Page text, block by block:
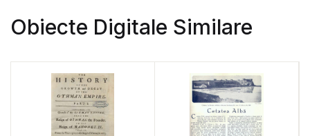
Obiecte Digitale Similare